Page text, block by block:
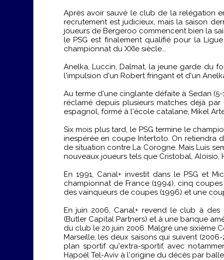
Après avoir sauvé le club de la relégation
recrutement est judicieux, mais la saison
joueurs de Bergeroo commencent bien la
le PSG est finalement qualifié pour la
championnat du XXIe siècle...
Anelka, Luccin, Dalmat, la jeune garde du
l'impulsion d'un Robert fringant et d'un
Au terme d'une cinglante défaite à Sedan
réclamé depuis plusieurs matches déjà
espagnol, formé à l'école catalane, Mikel
Six mois plus tard, le PSG termine le
inespérée en coupe Intertoto. On retiendra
de situation contre La Corogne. Mais Luis
nouveaux joueurs tels que Cristobal, Aloisio,
En 1991, Canal+ investit dans le PSG et
championnat de France (1994), cinq
des vainqueurs de coupes (1996) et une
En juin 2006, Canal+ revend le club à des
(Butler Capital Partners) et à une banque
du club le 20 juin 2006. Malgré une sixième
Marseille, les deux saisons qui suivent
plan sportif qu'extra-sportif, avec
Hapoël Tel-Aviv à l'origine du décès par